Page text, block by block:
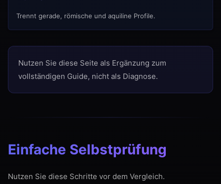
Trennt gerade, römische und aquiline Profile.
Nutzen Sie diese Seite als Ergänzung zum
vollständigen Guide, nicht als Diagnose.
Einfache Selbstprüfung
Nutzen Sie diese Schritte vor dem Vergleich.